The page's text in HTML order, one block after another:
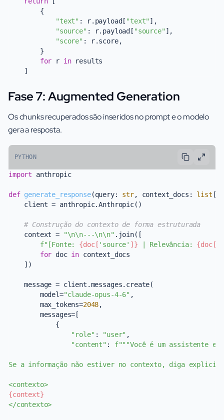
        {
"text" : r.payload[ "text" ],
"source" : r.payload[ "source" ],
"score" : r.score,
        }
for r in results
Fase 7: Augmented Generation
Os chunks recuperados são inseridos no prompt e o modelo
gera a resposta.
PYTHON
import anthropic
def generate_response(query: str, context_docs: list [
    client = anthropic.Anthropic()
# Construção do contexto de forma estruturada
    context =
"\n\n---\n\n" .join([
f"[Fonte: {doc[ 'source' ]} | Relevância: {doc[
for doc in context_docs
    ])
    message = client.messages.create(
        model=
"claude-opus-4-6" ,
        max_tokens=
2048,
        messages=[
            {
"role" : "user" ,
"content" : f"""Você é um assistente
Se a informação não estiver no contexto, diga
<contexto>
{context}
</contexto>